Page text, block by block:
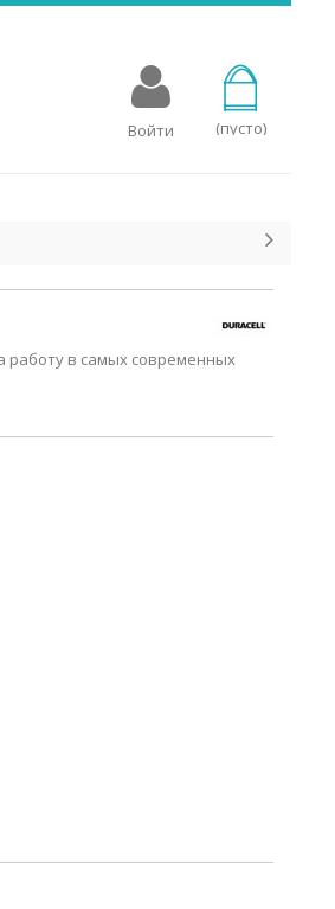
разработаны специально для
для слухового аппарата
процессом производства, в
(пусто)
Войти
работу в самых современных